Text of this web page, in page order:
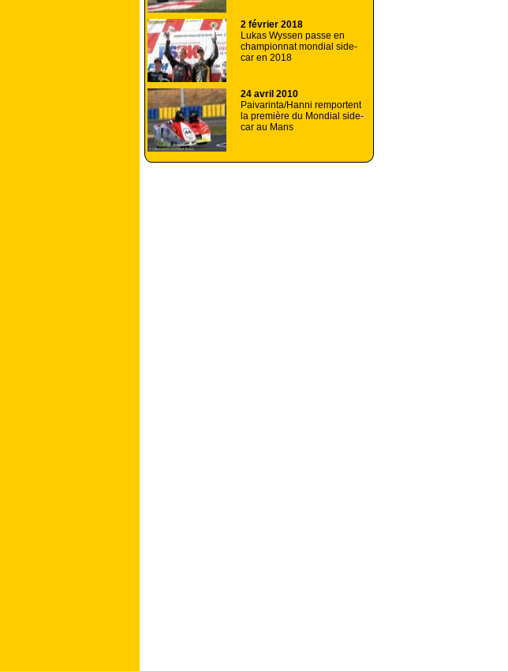
2 février 2018
Lukas Wyssen passe en
championnat mondial side-
car en 2018
24 avril 2010
Paivarinta/Hanni remportent
la première du Mondial side-
car au Mans